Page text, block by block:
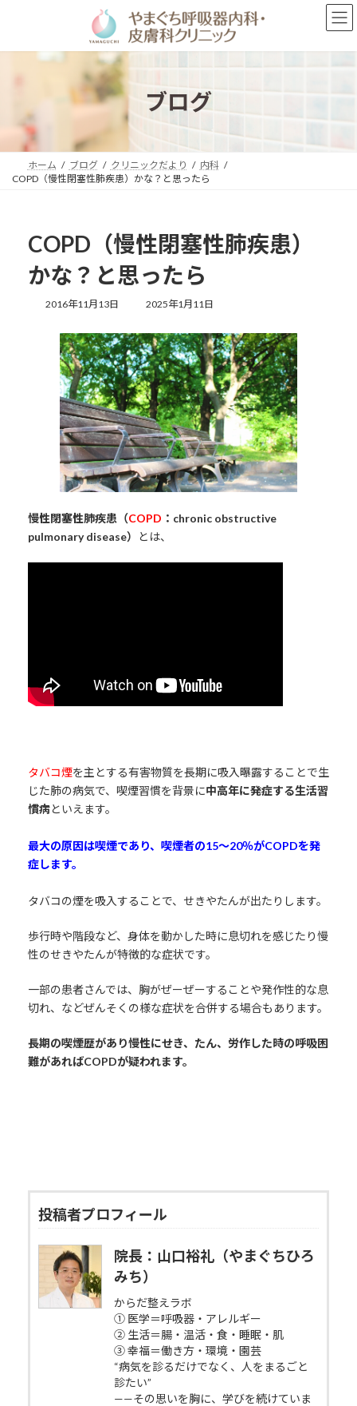
ン
プ
ー
動
ブログ
ホーム ブログ クリニックだより
内科
COPD（慢性閉塞性肺疾患）かな？と思ったら
COPD（慢性閉塞性肺疾患）
かな？と思ったら
2016年11月13日
最
更
新
日
時
:
2025年1月11日
慢性閉塞性肺疾患（COPD ：chronic obstructive
pulmonary disease）
とは、
タバコ煙を主とする有害物質を長期に吸入曝露することで生
じた肺の病気で、喫煙習慣を背景に中高年に発症する生活習
慣病といえます。
最大の原因は喫煙であり、喫煙者の15～20％がCOPDを発
症します。
タバコの煙を吸入することで、せきやたんが出たりします。
歩行時や階段など、身体を動かした時に息切れを感じたり慢
性のせきやたんが特徴的な症状です。
一部の患者さんでは、胸がぜーぜーすることや発作性的な息
切れ、などぜんそくの様な症状を合併する場合もあります。
長期の喫煙歴があり慢性にせき、たん、労作した時の呼吸困
難があればCOPDが疑われます。
投稿者プロフィール
院長：山口裕礼（やまぐちひろ
みち）
からだ整えラボ
① 医学＝呼吸器・アレルギー
② 生活＝腸・温活・食・睡眠・肌
③ 幸福＝働き方・環境・園芸
“病気を診るだけでなく、人をまるごと
診たい”
——その思いを胸に、学びを続けていま